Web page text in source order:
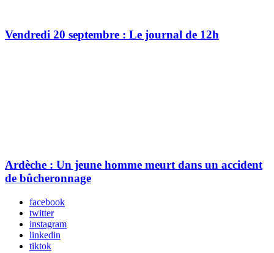
Vendredi 20 septembre : Le journal de 12h
Ardèche : Un jeune homme meurt dans un accident
de bûcheronnage
facebook
twitter
instagram
linkedin
tiktok